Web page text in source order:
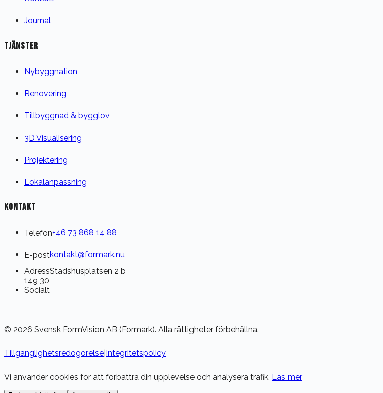
Journal
TJÄNSTER
Nybyggnation
Renovering
Tillbyggnad & bygglov
3D Visualisering
Projektering
Lokalanpassning
KONTAKT
Telefon+46 73 868 14 88
E-postkontakt@formark.nu
AdressStadshusplatsen 2 b
149 30
Socialt
© 2026 Svensk FormVision AB (Formark). Alla rättigheter förbehållna.
Tillgänglighetsredogörelse Integritetspolicy
Vi använder cookies för att förbättra din upplevelse och analysera trafik. Läs mer